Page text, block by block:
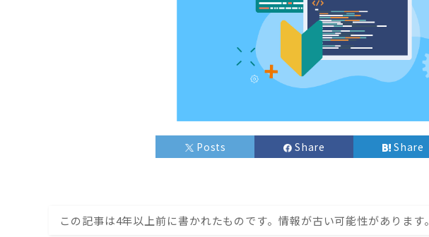
Posts Share Share
この記事は4年以上前に書かれたものです。情報が古い可能性があります。